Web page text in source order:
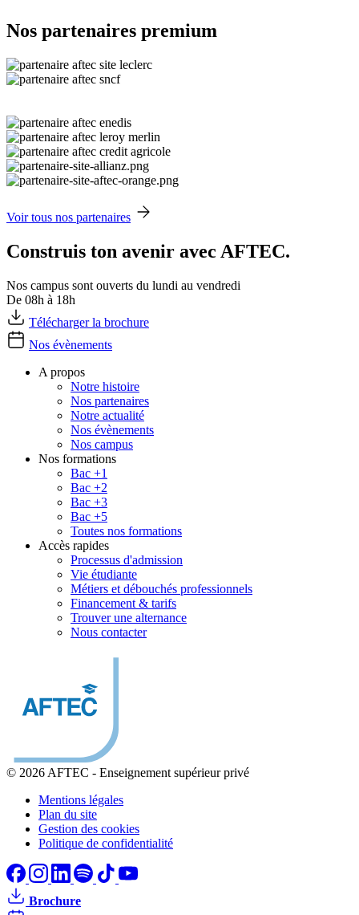
Nos partenaires premium
Voir tous nos partenaires
Construis ton avenir avec AFTEC.
Nos campus sont ouverts du lundi au vendredi
De 08h à 18h
Télécharger la brochure
Nos évènements
A propos
Notre histoire
Nos partenaires
Notre actualité
Nos évènements
Nos campus
Nos formations
Bac +1
Bac +2
Bac +3
Bac +5
Toutes nos formations
Accès rapides
Processus d'admission
Vie étudiante
Métiers et débouchés professionnels
Financement & tarifs
Trouver une alternance
Nous contacter
© 2026 AFTEC - Enseignement supérieur privé
Mentions légales
Plan du site
Gestion des cookies
Politique de confidentialité
Brochure